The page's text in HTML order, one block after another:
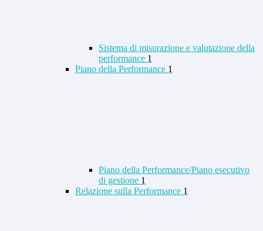
Sistema di misurazione e valutazione della
performance 1
Piano della Performance 1
Piano della Performance/Piano esecutivo
di gestione 1
Relazione sulla Performance 1